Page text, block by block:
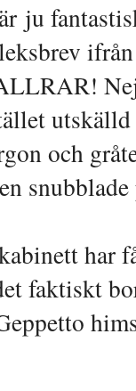
ju
och
har
faktiskt